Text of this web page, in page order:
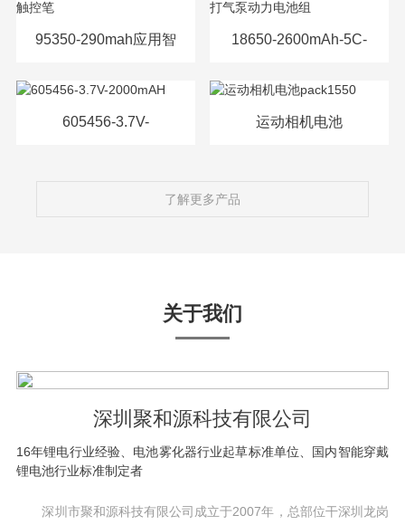
95350-290mah应用智 18650-2600mAh-5C-
组
605456-3.7V- 运动相机电池
了解更多产品
关于我们
深圳聚和源科技有限公司
16年锂电行业经验、电池雾化器行业起草标准单位、国内智能穿戴
锂电池行业标准制定者
深圳市聚和源科技有限公司成立于2007年，总部位干深圳龙岗